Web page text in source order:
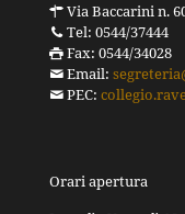
Via Baccarini n.
Tel: 0544/37444
Fax: 0544/34028
Email:
PEC:
Orari apertura